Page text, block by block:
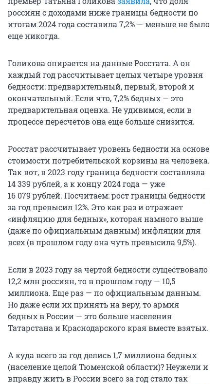
россиян с доходами ниже границы бедности по
итогам 2024 года составила 7,2% — меньше не было
еще никогда.
Голикова опирается на данные Росстата. А он
каждый год рассчитывает целых четыре уровня
бедности: предварительный, первый, второй и
окончательный. Если что, 7,2% бедных — это
предварительная оценка. Не удивимся, если в
процессе пересчетов она еще больше снизится.
Росстат рассчитывает уровень бедности на основе
стоимости потребительской корзины на человека.
Так вот, в 2023 году граница бедности составляла
14 339 рублей, а к концу 2024 года — уже
16 079 рублей. Посчитаем: рост границы бедности
за год превысил 12%. Это как раз и отражает
«инфляцию для бедных», которая намного выше
(даже по официальным данным) инфляции для
всех (в прошлом году она чуть превысила 9,5%).
Если в 2023 году за чертой бедности существовало
12,2 млн россиян, то в прошлом году — 10,5
миллиона. Еще раз — по официальным данным.
Но даже если их принять на веру, то армия
бедных в России — это больше населения
Татарстана и Краснодарского края вместе взятых.
А куда всего за год делись 1,7 миллиона бедных
(население целой Тюменской области)? Неужели и
вправду жить в России всего за год стало так